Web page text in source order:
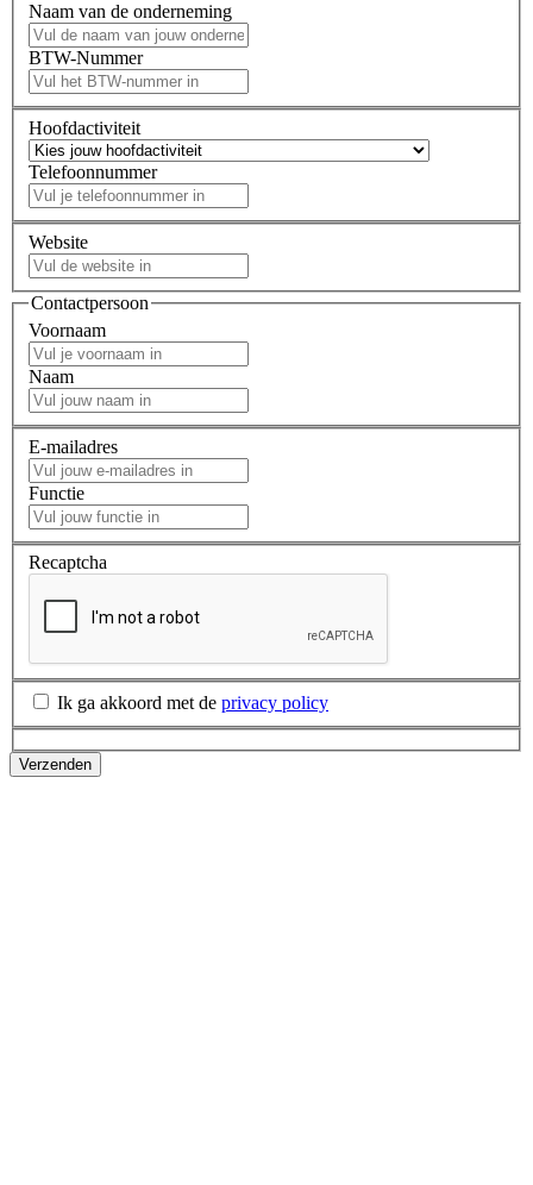
Naam van de onderneming
BTW-Nummer
Hoofdactiviteit
Telefoonnummer
Website
Contactpersoon
Voornaam
Naam
E-mailadres
Functie
Recaptcha
Ik ga akkoord met de privacy policy